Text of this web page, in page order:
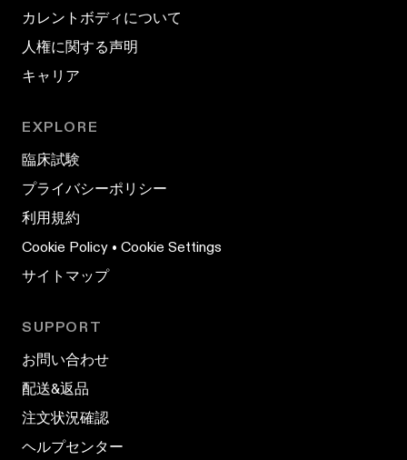
カレントボディについて
人権に関する声明
キャリア
EXPLORE
臨床試験
プライバシーポリシー
利用規約
Cookie Policy • Cookie Settings
サイトマップ
SUPPORT
お問い合わせ
配送&返品
注文状況確認
ヘルプセンター